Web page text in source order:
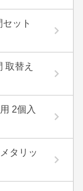
ット
取替え
2個入
タリッ